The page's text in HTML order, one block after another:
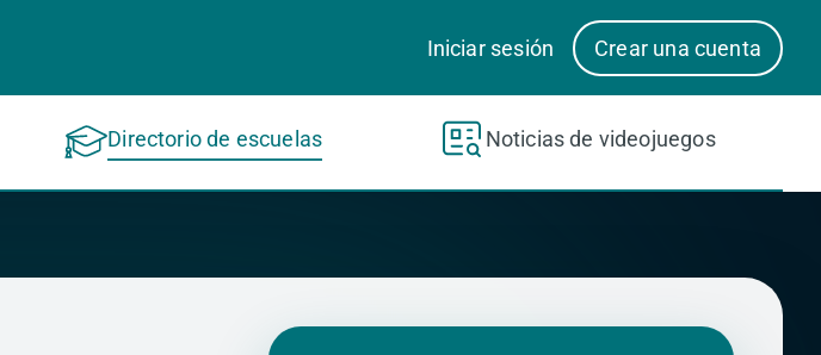
Iniciar sesión
Crear una cuenta
Directorio de escuelas Noticias de videojuegos